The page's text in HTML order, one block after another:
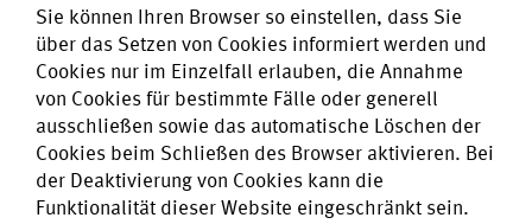
Sie können Ihren Browser so einstellen, dass Sie
über das Setzen von Cookies informiert werden und
Cookies nur im Einzelfall erlauben, die Annahme
von Cookies für bestimmte Fälle oder generell
ausschließen sowie das automatische Löschen der
Cookies beim Schließen des Browser aktivieren. Bei
der Deaktivierung von Cookies kann die
Funktionalität dieser Website eingeschränkt sein.